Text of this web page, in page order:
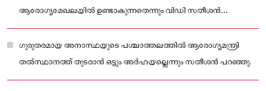
ആരോഗ്യമേഖലയിൽ ഉണ്ടാകുന്നതെന്നും വിഡി സതീശൻ
പരിഹാസരൂപേണ ചൂണ്ടിക്കാട്ടി.
ഗുരുതരമായ അനാസ്ഥയുടെ പശ്ചാത്തലത്തിൽ ആരോഗ്യമന്ത്രി
തൽസ്ഥാനത്ത് തുടരാൻ ഒട്ടും അർഹയല്ലെന്നും സതീശൻ പറഞ്ഞു.